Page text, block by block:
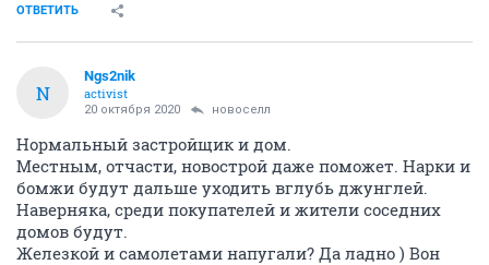
ОТВЕТИТЬ
N
Ngs2nik
activist
20 октября 2020 новоселл
Нормальный застройщик и дом.
Местным, отчасти, новострой даже поможет. Нарки и
бомжи будут дальше уходить вглубь джунглей.
Наверняка, среди покупателей и жители соседних
домов будут.
Железкой и самолетами напугали? Да ладно ) Вон